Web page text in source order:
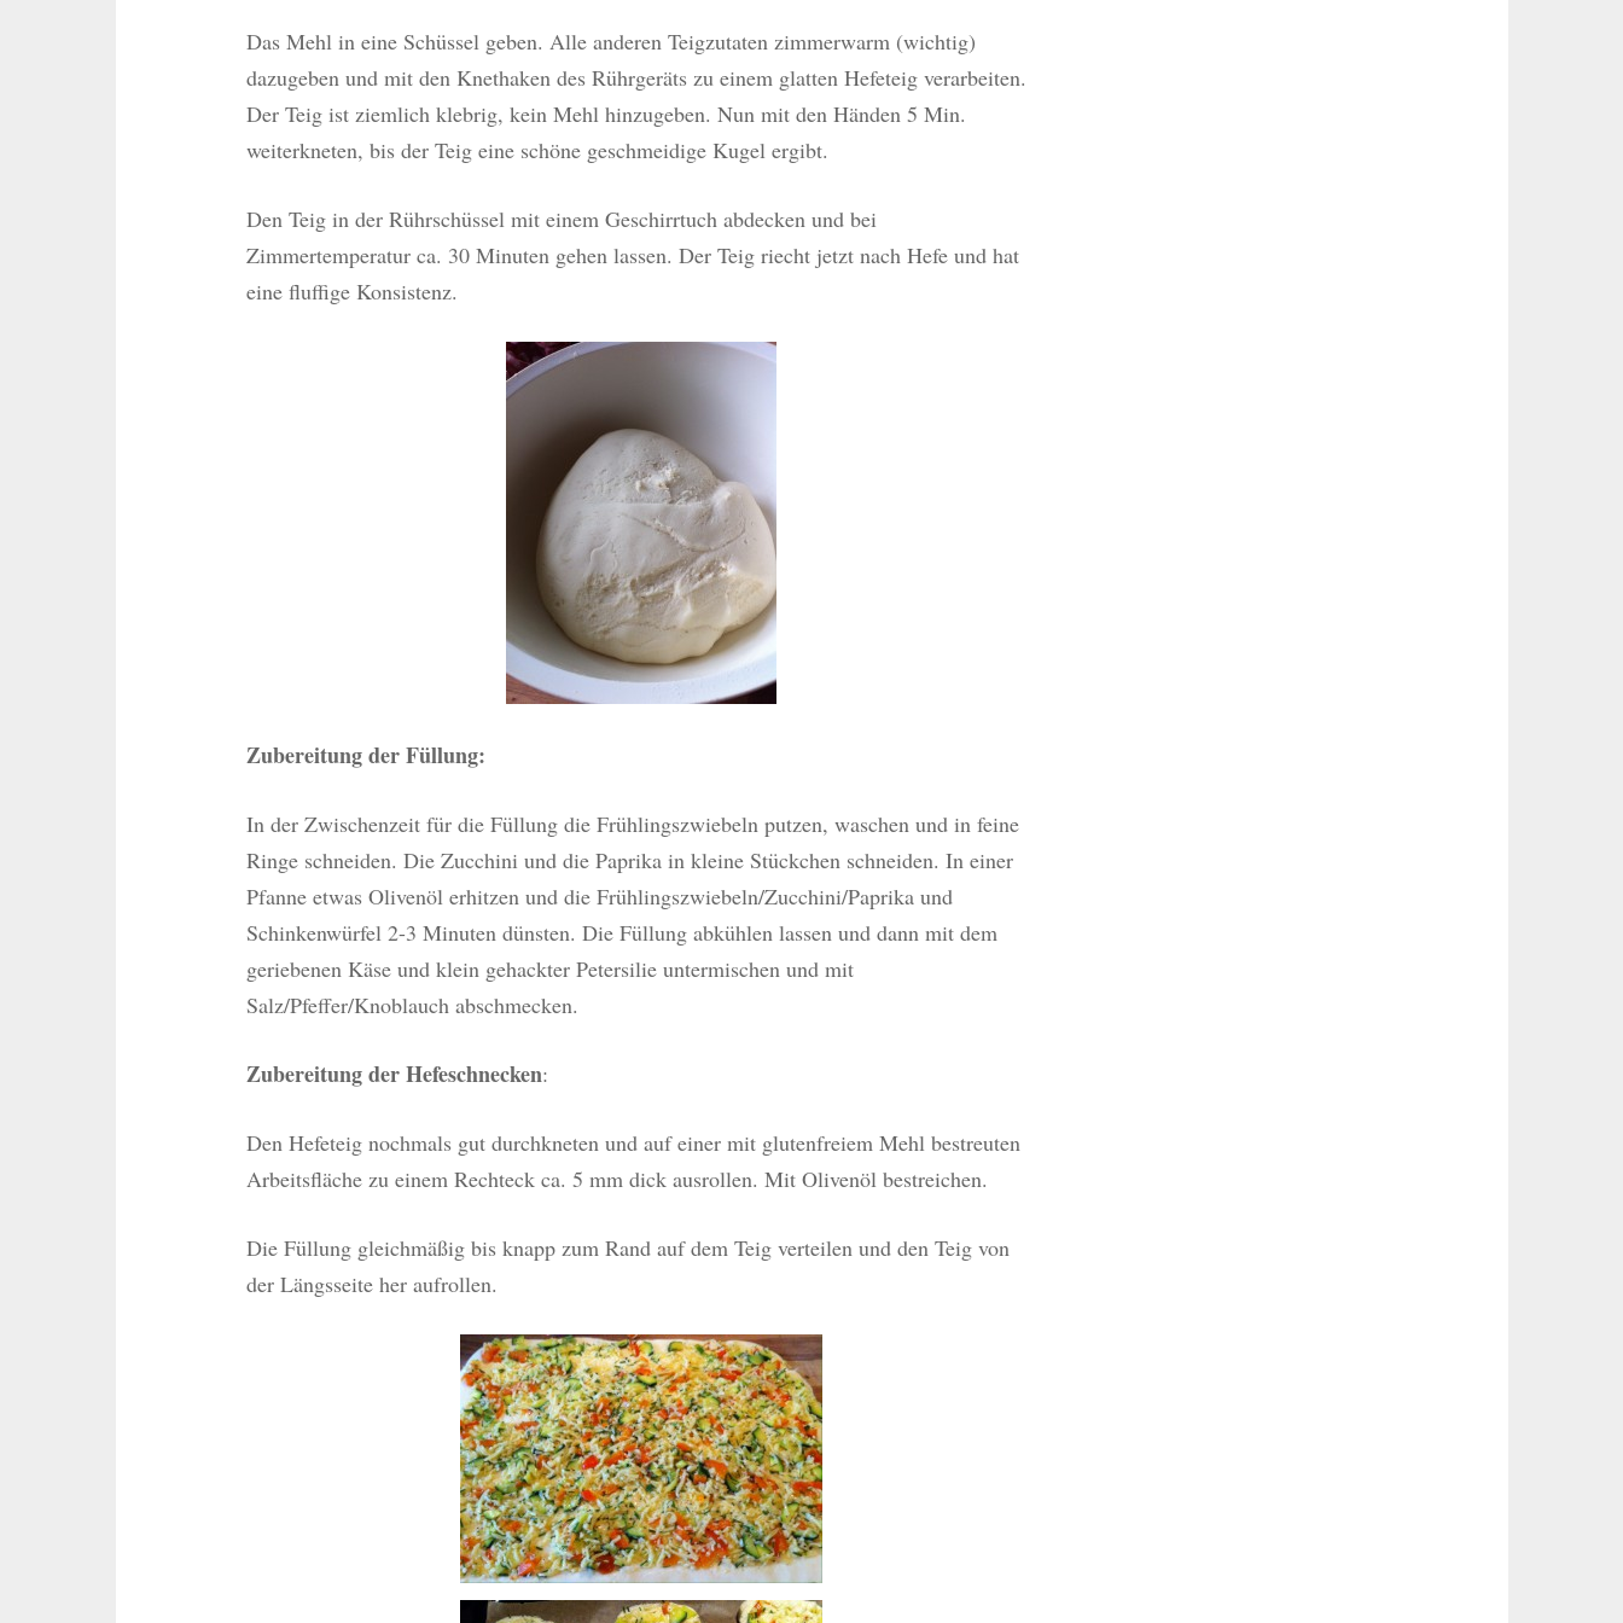
Das Mehl in eine Schüssel geben. Alle anderen Teigzutaten zimmerwarm (wichtig)
dazugeben und mit den Knethaken des Rührgeräts zu einem glatten Hefeteig verarbeiten.
Der Teig ist ziemlich klebrig, kein Mehl hinzugeben. Nun mit den Händen 5 Min.
weiterkneten, bis der Teig eine schöne geschmeidige Kugel ergibt.
Den Teig in der Rührschüssel mit einem Geschirrtuch abdecken und bei
Zimmertemperatur ca. 30 Minuten gehen lassen. Der Teig riecht jetzt nach Hefe und hat
eine fluffige Konsistenz.
Zubereitung der Füllung:
In der Zwischenzeit für die Füllung die Frühlingszwiebeln putzen, waschen und in feine
Ringe schneiden. Die Zucchini und die Paprika in kleine Stückchen schneiden. In einer
Pfanne etwas Olivenöl erhitzen und die Frühlingszwiebeln/Zucchini/Paprika und
Schinkenwürfel 2-3 Minuten dünsten. Die Füllung abkühlen lassen und dann mit dem
geriebenen Käse und klein gehackter Petersilie untermischen und mit
Salz/Pfeffer/Knoblauch abschmecken.
Zubereitung der Hefeschnecken:
Den Hefeteig nochmals gut durchkneten und auf einer mit glutenfreiem Mehl bestreuten
Arbeitsfläche zu einem Rechteck ca. 5 mm dick ausrollen. Mit Olivenöl bestreichen.
Die Füllung gleichmäßig bis knapp zum Rand auf dem Teig verteilen und den Teig von
der Längsseite her aufrollen.